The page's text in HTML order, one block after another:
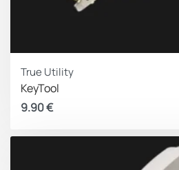
True Utility
KeyTool
9.90€